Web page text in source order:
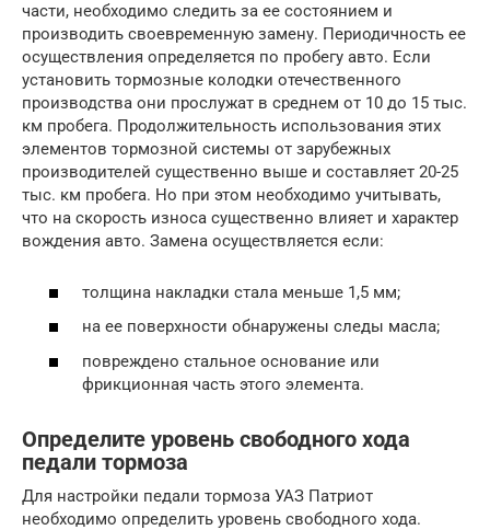
части, необходимо следить за ее состоянием и
производить своевременную замену. Периодичность ее
осуществления определяется по пробегу авто. Если
установить тормозные колодки отечественного
производства они прослужат в среднем от 10 до 15 тыс.
км пробега. Продолжительность использования этих
элементов тормозной системы от зарубежных
производителей существенно выше и составляет 20-25
тыс. км пробега. Но при этом необходимо учитывать,
что на скорость износа существенно влияет и характер
вождения авто. Замена осуществляется если:
толщина накладки стала меньше 1,5 мм;
на ее поверхности обнаружены следы масла;
повреждено стальное основание или
фрикционная часть этого элемента.
Определите уровень свободного хода
педали тормоза
Для настройки педали тормоза УАЗ Патриот
необходимо определить уровень свободного хода.